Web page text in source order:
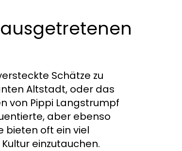
Schätze zu
Altstadt, oder das
von Pippi Langstrumpf
aber ebenso
bieten oft ein viel
einzutauchen.